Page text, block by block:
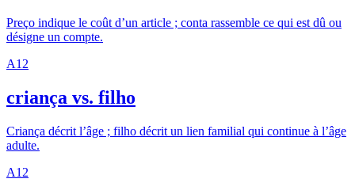
Preço indique le coût d’un article ; conta rassemble ce qui est dû ou
désigne un compte.
A1 2
criança vs. filho
Criança décrit l’âge ; filho décrit un lien familial qui continue à l’âge
adulte.
A1 2